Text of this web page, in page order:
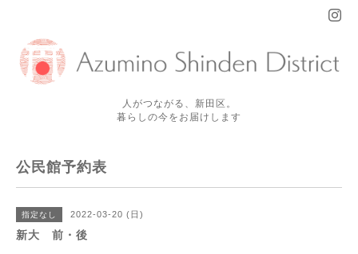
人がつながる、新田区。
暮らしの今をお届けします
公民館予約表
指定なし 2022-03-20 (日)
新大 前・後